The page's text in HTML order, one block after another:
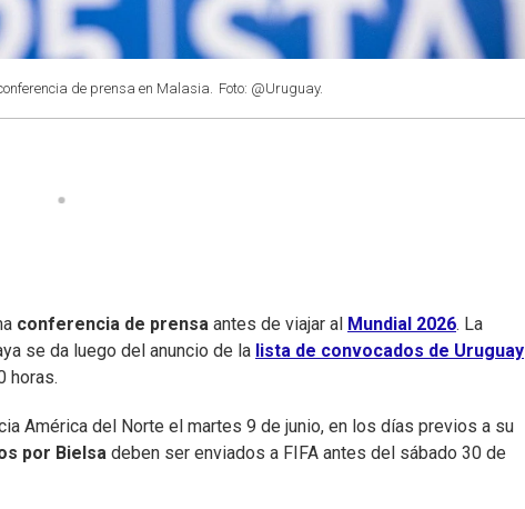
de prensa en Malasia. Foto: @Uruguay.
conferencia de prensa antes de viajar al Mundial 2026. La
se da luego del anuncio de la lista de convocados de Uruguay
horas.
América del Norte el martes 9 de junio, en los días previos a su
por Bielsa deben ser enviados a FIFA antes del sábado 30 de